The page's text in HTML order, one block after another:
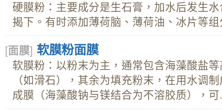
硬膜粉：主要成分是生石膏，加水后发生
揭下。有时添加薄荷脑、薄荷油、冰片等
[面膜] 软膜粉面膜
软膜粉：以粉末为主，通常包含海藻酸盐
（如滑石），其余为填充粉末，在用水调
成膜（海藻酸钠与镁结合为不溶胶质），可